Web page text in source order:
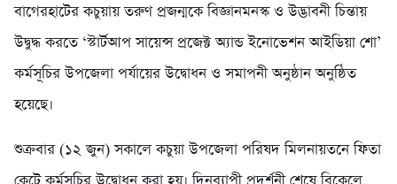
বাগেরহাটের কচুয়ায় তরুণ প্রজন্মকে বিজ্ঞানমনস্ক ও উদ্ভাবনী চিন্তায়
উদ্বুদ্ধ করতে ‘স্টার্টআপ সায়েন্স প্রজেক্ট অ্যান্ড ইনোভেশন আইডিয়া শো’
কর্মসূচির উপজেলা পর্যায়ের উদ্বোধন ও সমাপনী অনুষ্ঠান অনুষ্ঠিত
হয়েছে।
শুক্রবার (১২ জুন) সকালে কচুয়া উপজেলা পরিষদ মিলনায়তনে ফিতা